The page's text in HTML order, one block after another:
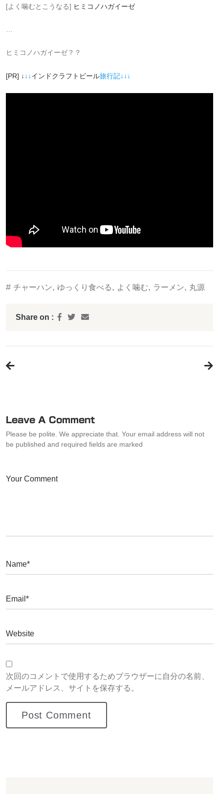
[よく噛むとこうなる] ヒミコノハガイーゼ
ヒミコノハガイーゼ？？
[PR] ↓ ↓↓インドクラフトビール旅行記↓↓↓
# チャーハン, ゆっくり食べる, よく噛む, ラーメン, 丸源
Share on :
稿
ー
ョ
Leave A Comment
Please be polite. We appreciate that. Your email address will not
be published and required fields are marked
次回のコメントで使用するためブラウザーに自分の名前、
メールアドレス、サイトを保存する。